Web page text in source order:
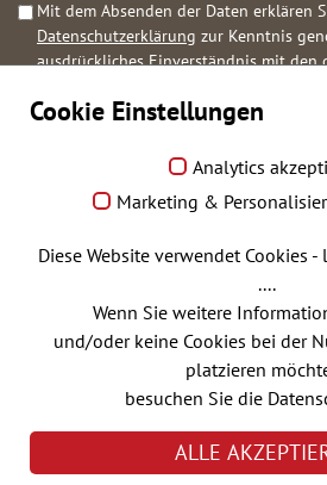
Mit dem Absenden der Daten erklären
Datenschutzerklärung zur Kenntnis
ausdrückliches Einverständnis mit
Arztstellenvermittlung
Apothekenbörse
Cookie Einstellungen
Analytics
Marketing &
Diese Website verwendet Cookies
....
Wenn Sie weitere
und/oder keine Cookies bei der
platzieren
besuchen Sie die
ALLE